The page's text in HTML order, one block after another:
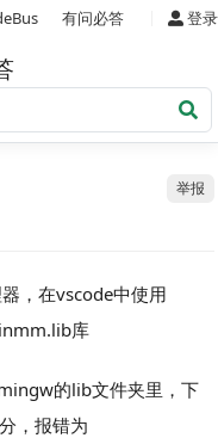
有问必答 登录
举报
，在vscode中使用
库
的lib文件夹里，下
，报错为